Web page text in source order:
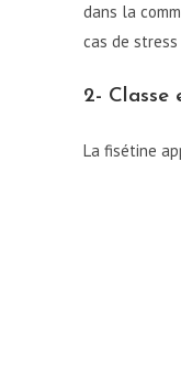
dans la
cas de
2- Classe
La fisétine